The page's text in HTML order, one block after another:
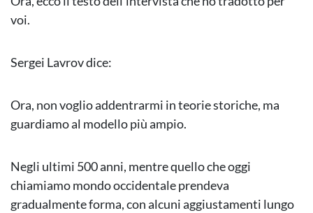
voi.
Sergei Lavrov dice:
Ora, non voglio addentrarmi in teorie storiche, ma
guardiamo al modello più ampio.
Negli ultimi 500 anni, mentre quello che oggi
chiamiamo mondo occidentale prendeva
gradualmente forma, con alcuni aggiustamenti lungo